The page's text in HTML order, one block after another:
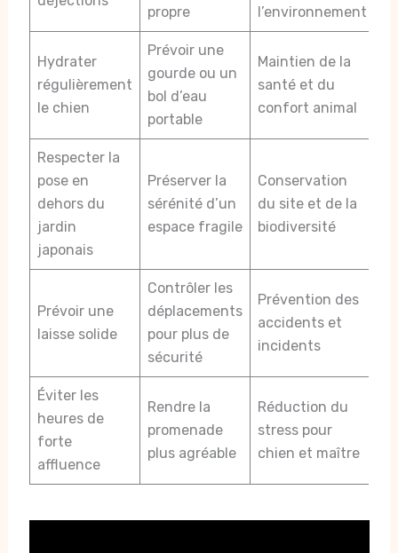
propre l’environnement
Hydrater
régulièrement
le chien
Prévoir une
gourde ou un
bol d’eau
portable
Maintien de la
santé et du
confort animal
Respecter la
pose en
dehors du
jardin
japonais
Préserver la
sérénité d’un
espace fragile
Conservation
du site et de la
biodiversité
Prévoir une
laisse solide
Contrôler les
déplacements
pour plus de
sécurité
Prévention des
accidents et
incidents
Éviter les
heures de
forte
affluence
Rendre la
promenade
plus agréable
Réduction du
stress pour
chien et maître